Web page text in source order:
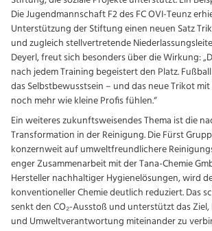
Die Jugendmannschaft F2 des FC OVI-Teunz
Unterstützung der Stiftung einen neuen Satz
und zugleich stellvertretende
Deyerl, freut sich besonders über die Wirkung:
nach jedem Training begeistert den Platz.
das Selbstbewusstsein – und das neue Trikot
noch mehr wie kleine Profis fühlen.“
Ein weiteres zukunftsweisendes Thema ist die
Transformation in der Reinigung. Die Fürst
konzernweit auf umweltfreundlichere
enger Zusammenarbeit mit der Tana-Chemie
Hersteller nachhaltiger Hygienelösungen, wird
konventioneller Chemie deutlich reduziert. Das
senkt den CO₂-Ausstoß und unterstützt das
und Umweltverantwortung miteinander zu